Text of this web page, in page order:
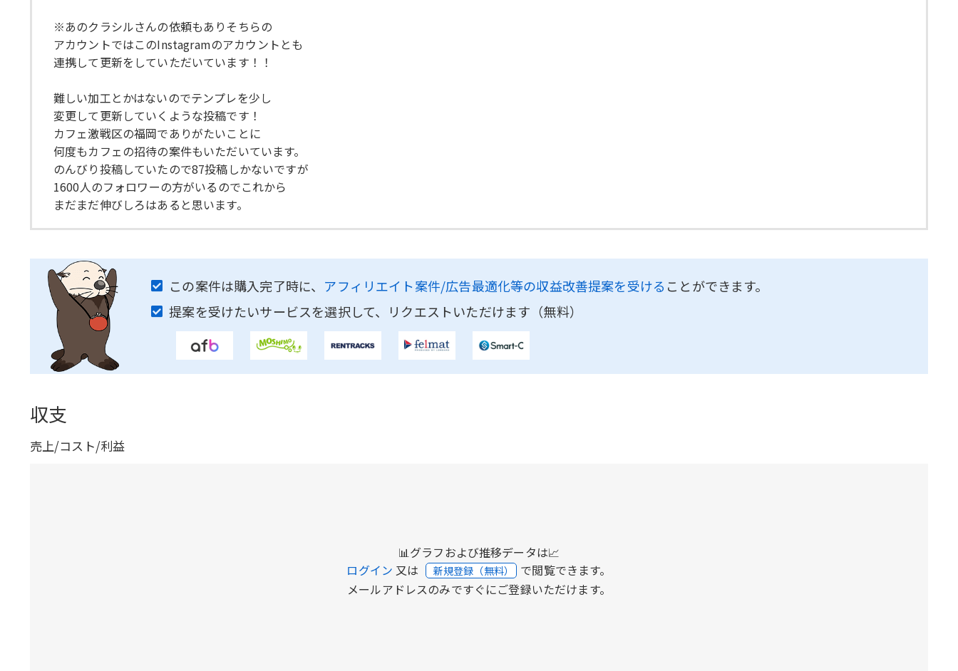
※あのクラシルさんの依頼もありそちらの
アカウントではこのInstagramのアカウントとも
連携して更新をしていただいています！！
難しい加工とかはないのでテンプレを少し
変更して更新していくような投稿です！
カフェ激戦区の福岡でありがたいことに
何度もカフェの招待の案件もいただいています。
のんびり投稿していたので87投稿しかないですが
1600人のフォロワーの方がいるのでこれから
まだまだ伸びしろはあると思います。
この案件は購入完了時に、 アフィリエイト案件/広告最適化等の収益改善提案を受ける ことができます。
提案を受けたいサービスを選択して、リクエストいただけます（無料）
収支
売上/コスト/利益
📊グラフおよび推移データは📈
ログイン 又は 新規登録（無料） で閲覧できます。
メールアドレスのみですぐにご登録いただけます。